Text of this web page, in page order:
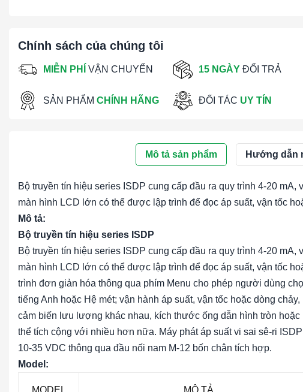
Chính sách của chúng tôi
MIỄN PHÍ VẬN CHUYỂN 15 NGÀY ĐỔI TRẢ
SẢN PHẨM CHÍNH HÃNG ĐỐI TÁC UY TÍN
Mô tả sản phẩm Hướng dẫn
Bộ truyền tín hiệu series ISDP cung cấp đầu ra quy trình 4-20 mA,
màn hình LCD lớn có thể được lập trình để đọc áp suất, vận tốc
Mô tả:
Bộ truyền tín hiệu series ISDP
Bộ truyền tín hiệu series ISDP cung cấp đầu ra quy trình 4-20 mA,
màn hình LCD lớn có thể được lập trình để đọc áp suất, vận tốc
trình đơn giản hóa thông qua phím Menu cho phép người dùng
tiếng Anh hoặc Hệ mét; vận hành áp suất, vận tốc hoặc dòng
cảm biến lưu lượng khác nhau, kích thước ống dẫn hình tròn
thể tích cộng với nhiều hơn nữa. Máy phát áp suất vi sai sê-ri
10-35 VDC thông qua đầu nối nam M-12 bốn chân tích hợp.
Model:
MODEL MÔ TẢ